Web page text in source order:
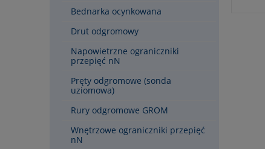
Bednarka ocynkowana
Drut odgromowy
Napowietrzne ograniczniki
przepięć nN
Pręty odgromowe (sonda
uziomowa)
Rury odgromowe GROM
Wnętrzowe ograniczniki przepięć
nN